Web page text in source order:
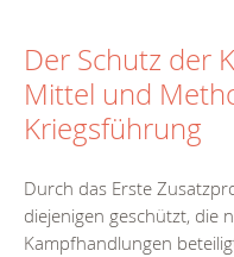
Der Schutz der
Mittel und
Kriegsführung
Durch das Erste
diejenigen geschützt, die
Kampfhandlungen